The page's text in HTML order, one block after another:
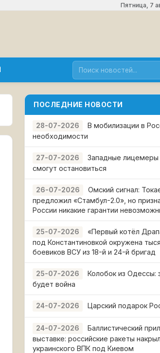
Пятница, 7
ПОСЛЕДНИЕ НОВОСТИ
28-07-2026
В мобилизации в
необходимости
27-07-2026
Западные лицемеры
смогут остановиться
26-07-2026
Омский сигнал:
предложил «Стамбул-2.0», но
России никакие гарантии
25-07-2026
«Первый котёл
под Константиновкой окружена
боевиков ВСУ из 18-й и 24-й бригад
25-07-2026
Колобок из Одессы:
будет война
24-07-2026 Царский подарок
24-07-2026
Баллистический
выставке: российские ракеты
украинского ВПК под Киевом